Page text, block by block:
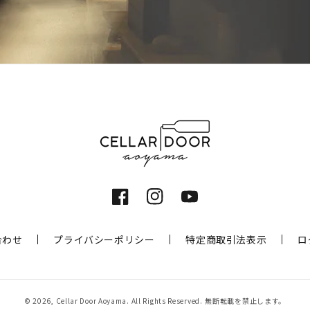
FacebookInstagramYouTube
せ プライバシーポリシー 特定商取引法表示
© 2026, Cellar Door Aoyama . All Rights Reserved. 無断転載を禁止します。